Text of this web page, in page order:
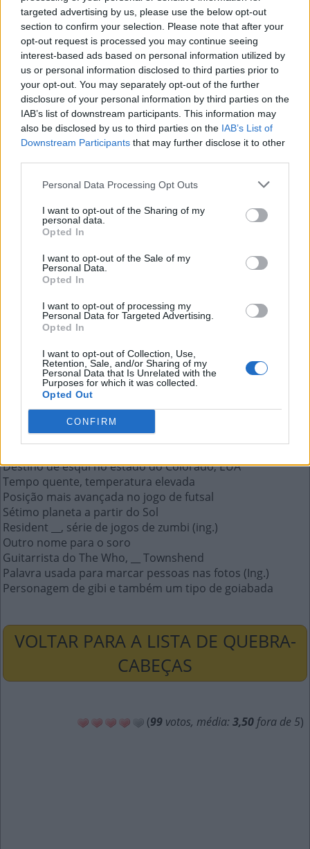
targeted advertising by us, please use the below opt-out
section to confirm your selection. Please note that after your
opt-out request is processed you may continue seeing
interest-based ads based on personal information utilized by
us or personal information disclosed to third parties prior to
your opt-out. You may separately opt-out of the further
disclosure of your personal information by third parties on the
IAB’s list of downstream participants. This information may
also be disclosed by us to third parties on the IAB’s List of
Downstream Participants that may further disclose it to other
Personal Data Processing Opt Outs
I want to opt-out of the Sharing of my
personal data.
Opted In
I want to opt-out of the Sale of my
Personal Data.
Opted In
I want to opt-out of processing my
Personal Data for Targeted Advertising.
Opted In
I want to opt-out of Collection, Use,
Retention, Sale, and/or Sharing of my
Personal Data that Is Unrelated with the
Purposes for which it was collected.
Opted Out
CONFIRM
A resposta a esta pergunta:
T A E
Mais respostas deste quebra-cabeça:
Está escrito no botão de gravar dos eletrônicos
O pronome "ela" em inglês
Procura não fazer algo
Fabricante de caminhões da Itália
__ essenciais, para massagens e ambientes
Destino de esqui no estado do Colorado, EUA
Tempo quente, temperatura elevada
Posição mais avançada no jogo de futsal
Sétimo planeta a partir do Sol
Resident __, série de jogos de zumbi (ing.)
Outro nome para o soro
Guitarrista do The Who, __ Townshend
Palavra usada para marcar pessoas nas fotos (Ing.)
Personagem de gibi e também um tipo de goiabada
VOLTAR PARA A LISTA DE QUEBRA-
CABEÇAS
(99 votos, média: 3,50 fora de 5)